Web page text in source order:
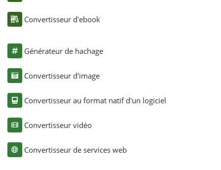
Convertisseur d'ebook
Générateur de hachage
Convertisseur d'image
Convertisseur au format natif d'un logiciel
Convertisseur vidéo
Convertisseur de services web